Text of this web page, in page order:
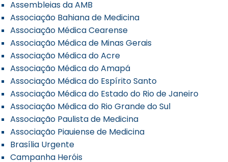
Assembleias da AMB
Associação Bahiana de Medicina
Associação Médica Cearense
Associação Médica de Minas Gerais
Associação Médica do Acre
Associação Médica do Amapá
Associação Médica do Espírito Santo
Associação Médica do Estado do Rio de Janeiro
Associação Médica do Rio Grande do Sul
Associação Paulista de Medicina
Associação Piauiense de Medicina
Brasília Urgente
Campanha Heróis